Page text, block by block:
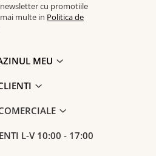
cu promotiile
multe in Politica de
MEU
L-V 10:00 - 17:00